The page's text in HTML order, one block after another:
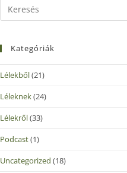
Kategóriák
Lélekből(21)
Léleknek(24)
Lélekről(33)
Podcast(1)
Uncategorized (18)